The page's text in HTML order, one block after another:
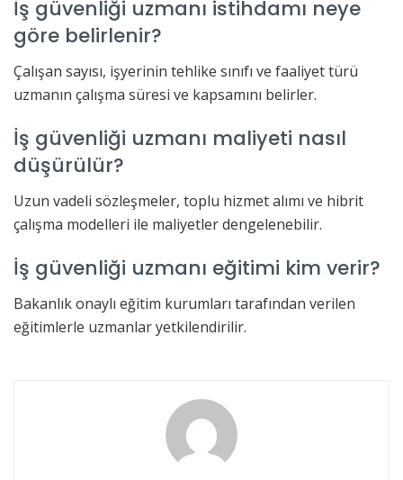
İş güvenliği uzmanı istihdamı neye
göre belirlenir?
Çalışan sayısı, işyerinin tehlike sınıfı ve faaliyet türü
uzmanın çalışma süresi ve kapsamını belirler.
İş güvenliği uzmanı maliyeti nasıl
düşürülür?
Uzun vadeli sözleşmeler, toplu hizmet alımı ve hibrit
çalışma modelleri ile maliyetler dengelenebilir.
İş güvenliği uzmanı eğitimi kim verir?
Bakanlık onaylı eğitim kurumları tarafından verilen
eğitimlerle uzmanlar yetkilendirilir.